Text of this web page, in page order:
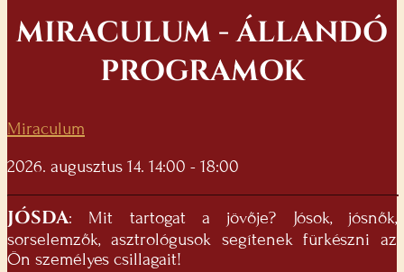
MIRACULUM - ÁLLANDÓ
PROGRAMOK
Miraculum
2026. augusztus 14. 14:00 - 18:00
JÓSDA: Mit tartogat a jövője? Jósok, jósnők,
sorselemzők, asztrológusok segítenek fürkészni az
Ön személyes csillagait!